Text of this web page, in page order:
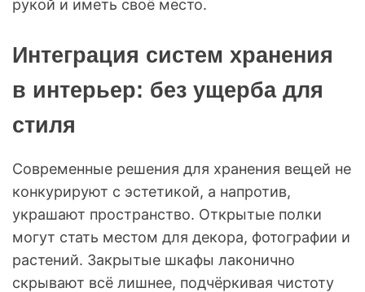
рукой и иметь своё место.
Интеграция систем хранения
в интерьер: без ущерба для
стиля
Современные решения для хранения вещей не
конкурируют с эстетикой, а напротив,
украшают пространство. Открытые полки
могут стать местом для декора, фотографии и
растений. Закрытые шкафы лаконично
скрывают всё лишнее, подчёркивая чистоту